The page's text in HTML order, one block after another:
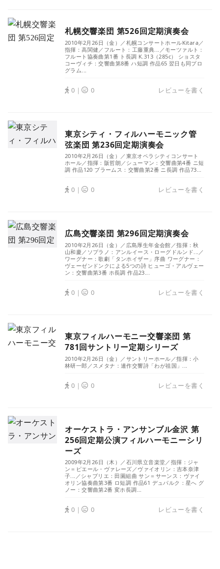
札幌交響楽団 第526回定期演奏会
2010年2月26日（金）／札幌コンサートホールKitara／
指揮：高関健／フルート：工藤重典...／モーツァルト：
フルート協奏曲第1番 ト長調 K.313（285c） ショスタ
コーヴィチ：交響曲第8番 ハ短調 作品65 翌日も同プロ
グラム...
0｜ 0 レビューを書く
東京シティ・フィルハーモニック管
弦楽団 第236回定期演奏会
2010年2月26日（金）／東京オペラシティコンサート
ホール／指揮：阪哲朗／シューマン：交響曲第4番 ニ短
調 作品120 ブラームス：交響曲第2番 ニ長調 作品73...
0｜ 0 レビューを書く
広島交響楽団 第296回定期演奏会
2010年2月26日（金）／広島厚生年金会館／指揮：秋
山和慶／ソプラノ：アンルイース・ローグドルンド...／
ワーグナー：歌劇「タンホイザー」序曲 ワーグナー：
ヴェーゼンドンクによる5つの詩 ヒューゴ・アルヴェー
ン：交響曲第3番 ホ長調 作品23...
0｜ 0 レビューを書く
東京フィルハーモニー交響楽団 第
781回サントリー定期シリーズ
2010年2月26日（金）／サントリーホール／指揮：小
林研一郎／スメタナ：連作交響詩「わが祖国」...
0｜ 0 レビューを書く
オーケストラ・アンサンブル金沢 第
256回定期公演フィルハーモニーシリ
ーズ
2009年2月26日（木）／石川県立音楽堂／指揮：ジャ
ン＝ピエール・ヴァレーズ／ヴァイオリン：吉本奈津
子...／シャブリエ：田園組曲 サン＝サーンス：ヴァイ
オリン協奏曲第3番 ロ短調 作品61 デュパルク：星へ グ
ノー：交響曲第2番 変ホ長調...
0｜ 0 レビューを書く